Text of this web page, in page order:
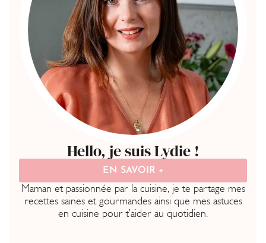
Hello, je suis Lydie !
EN SAVOIR +
Maman et passionnée par la cuisine, je te partage mes
recettes saines et gourmandes ainsi que mes astuces
en cuisine pour t’aider au quotidien.